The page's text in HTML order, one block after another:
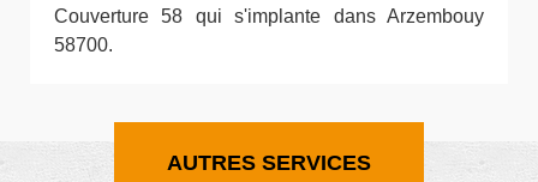
Couverture 58 qui s'implante dans Arzembouy
58700.
AUTRES SERVICES